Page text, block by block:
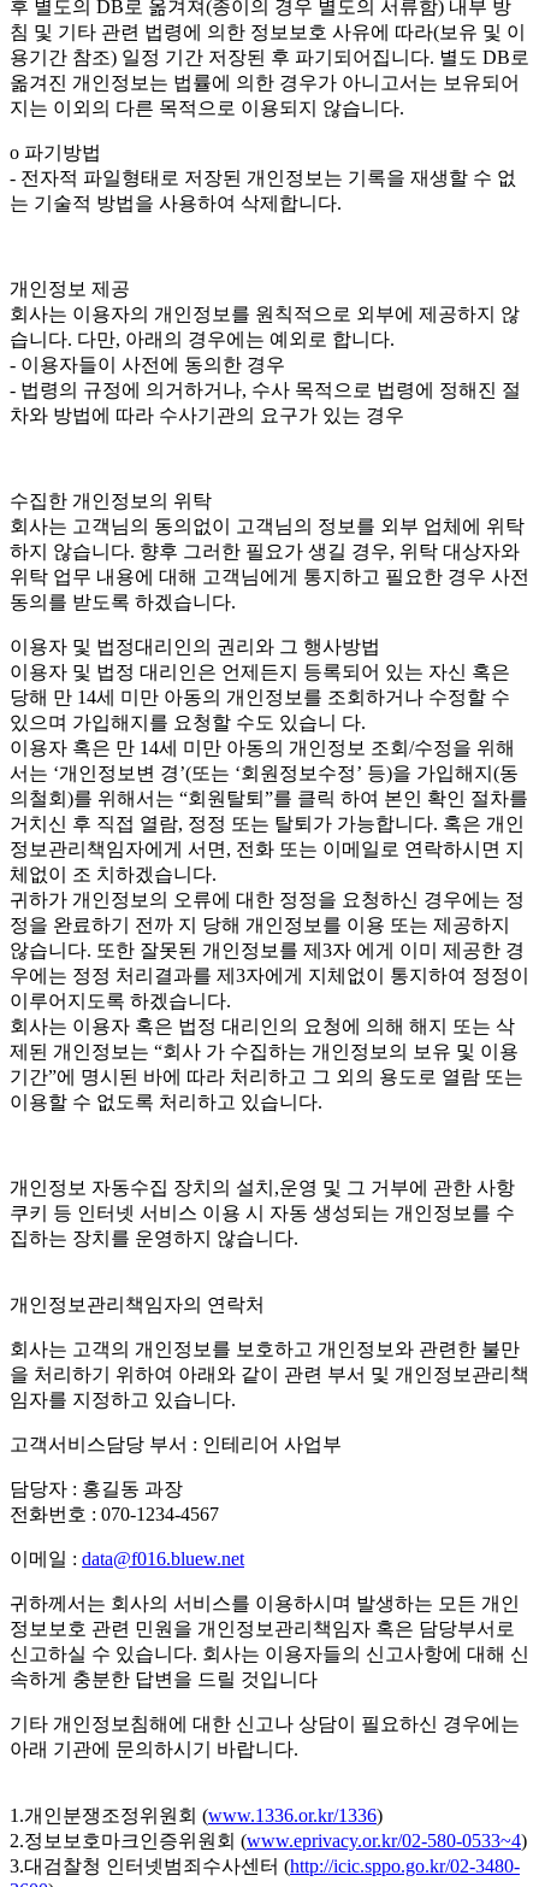
후 별도의 DB로 옮겨져(종이의 경우 별도의 서류함) 내부 방
침 및 기타 관련 법령에 의한 정보보호 사유에 따라(보유 및 이
용기간 참조) 일정 기간 저장된 후 파기되어집니다. 별도 DB로
옮겨진 개인정보는 법률에 의한 경우가 아니고서는 보유되어
지는 이외의 다른 목적으로 이용되지 않습니다.
ο 파기방법
- 전자적 파일형태로 저장된 개인정보는 기록을 재생할 수 없
는 기술적 방법을 사용하여 삭제합니다.
개인정보 제공
회사는 이용자의 개인정보를 원칙적으로 외부에 제공하지 않
습니다. 다만, 아래의 경우에는 예외로 합니다.
- 이용자들이 사전에 동의한 경우
- 법령의 규정에 의거하거나, 수사 목적으로 법령에 정해진 절
차와 방법에 따라 수사기관의 요구가 있는 경우
수집한 개인정보의 위탁
회사는 고객님의 동의없이 고객님의 정보를 외부 업체에 위탁
하지 않습니다. 향후 그러한 필요가 생길 경우, 위탁 대상자와
위탁 업무 내용에 대해 고객님에게 통지하고 필요한 경우 사전
동의를 받도록 하겠습니다.
이용자 및 법정대리인의 권리와 그 행사방법
이용자 및 법정 대리인은 언제든지 등록되어 있는 자신 혹은
당해 만 14세 미만 아동의 개인정보를 조회하거나 수정할 수
있으며 가입해지를 요청할 수도 있습니 다.
이용자 혹은 만 14세 미만 아동의 개인정보 조회/수정을 위해
서는 ‘개인정보변 경’(또는 ‘회원정보수정’ 등)을 가입해지(동
의철회)를 위해서는 “회원탈퇴”를 클릭 하여 본인 확인 절차를
거치신 후 직접 열람, 정정 또는 탈퇴가 가능합니다. 혹은 개인
정보관리책임자에게 서면, 전화 또는 이메일로 연락하시면 지
체없이 조 치하겠습니다.
귀하가 개인정보의 오류에 대한 정정을 요청하신 경우에는 정
정을 완료하기 전까 지 당해 개인정보를 이용 또는 제공하지
않습니다. 또한 잘못된 개인정보를 제3자 에게 이미 제공한 경
우에는 정정 처리결과를 제3자에게 지체없이 통지하여 정정이
이루어지도록 하겠습니다.
회사는 이용자 혹은 법정 대리인의 요청에 의해 해지 또는 삭
제된 개인정보는 “회사 가 수집하는 개인정보의 보유 및 이용
기간”에 명시된 바에 따라 처리하고 그 외의 용도로 열람 또는
이용할 수 없도록 처리하고 있습니다.
개인정보 자동수집 장치의 설치,운영 및 그 거부에 관한 사항
쿠키 등 인터넷 서비스 이용 시 자동 생성되는 개인정보를 수
집하는 장치를 운영하지 않습니다.
개인정보관리책임자의 연락처
회사는 고객의 개인정보를 보호하고 개인정보와 관련한 불만
을 처리하기 위하여 아래와 같이 관련 부서 및 개인정보관리책
임자를 지정하고 있습니다.
고객서비스담당 부서 : 인테리어 사업부
담당자 : 홍길동 과장
전화번호 : 070-1234-4567
이메일 : data@f016.bluew.net
귀하께서는 회사의 서비스를 이용하시며 발생하는 모든 개인
정보보호 관련 민원을 개인정보관리책임자 혹은 담당부서로
신고하실 수 있습니다. 회사는 이용자들의 신고사항에 대해 신
속하게 충분한 답변을 드릴 것입니다
기타 개인정보침해에 대한 신고나 상담이 필요하신 경우에는
아래 기관에 문의하시기 바랍니다.
1.개인분쟁조정위원회 (www.1336.or.kr/1336)
2.정보보호마크인증위원회 (www.eprivacy.or.kr/02-580-0533~4)
3.대검찰청 인터넷범죄수사센터 (http://icic.sppo.go.kr/02-3480-